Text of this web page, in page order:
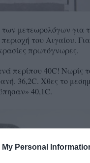
My Personal
μετεωρολόγων για
του Αιγαίου.
πρωτόγνωρες.
περίπου 40C! Νωρίς
36,2C. Χθες το
40,1C.